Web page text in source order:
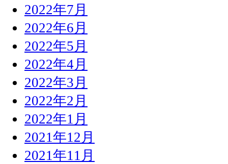
2022年7月
2022年6月
2022年5月
2022年4月
2022年3月
2022年2月
2022年1月
2021年12月
2021年11月